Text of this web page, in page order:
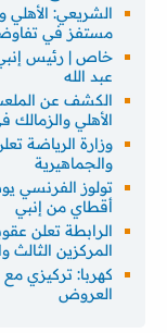
الشريعي:
مستفز في
خاص | رئيس
عبد الله
الكشف عن
الأهلي والزمالك
وزارة الرياضة
والجماهيرية
تولوز الفرنسي
أقطاي من إنبي
الرابطة تعلن
المركزين الثالث
كهربا: تركيزي
العروض